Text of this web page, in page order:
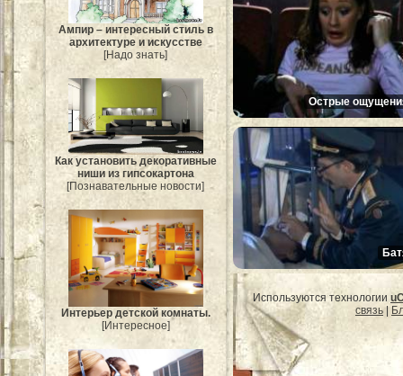
Ампир – интересный стиль в
архитектуре и искусстве
[Надо знать]
Как установить декоративные
ниши из гипсокартона
[Познавательные новости]
Интерьер детской комнаты.
[Интересное]
Острые
Используются технологии
связь